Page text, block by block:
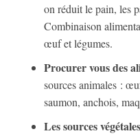
on réduit le pain, les
Combinaison
œuf et légumes.
Procurer vous des
sources animales :
saumon, anchois,
Les sources végétales